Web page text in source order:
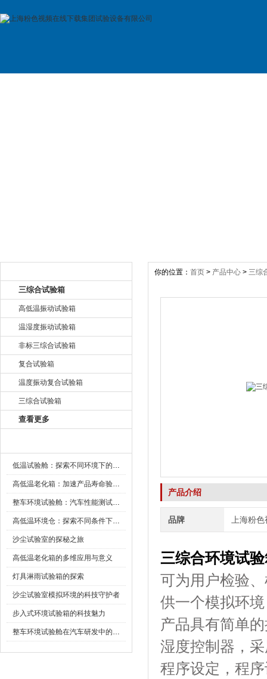
三综合试验箱
高低温振动试验箱
温湿度振动试验箱
非标三综合试验箱
复合试验箱
温度振动复合试验箱
三综合试验箱
查看更多
低温试验舱：探索不同环境下的科技边界
高低温老化箱：加速产品寿命验证的可靠伙伴
整车环境试验舱：汽车性能测试的设备
高低温环境仓：探索不同条件下的科学奥秘
沙尘试验室的探秘之旅
高低温老化箱的多维应用与意义
灯具淋雨试验箱的探索
沙尘试验室模拟环境的科技守护者
步入式环境试验箱的科技魅力
整车环境试验舱在汽车研发中的作用
你的位置： 首页 > 产品中心 > 三综
产品介绍
品牌 上海粉
三综合环境试
可为用户检验
供一个模拟环境
产品具有简单的
湿度控制器，
程序设定，程